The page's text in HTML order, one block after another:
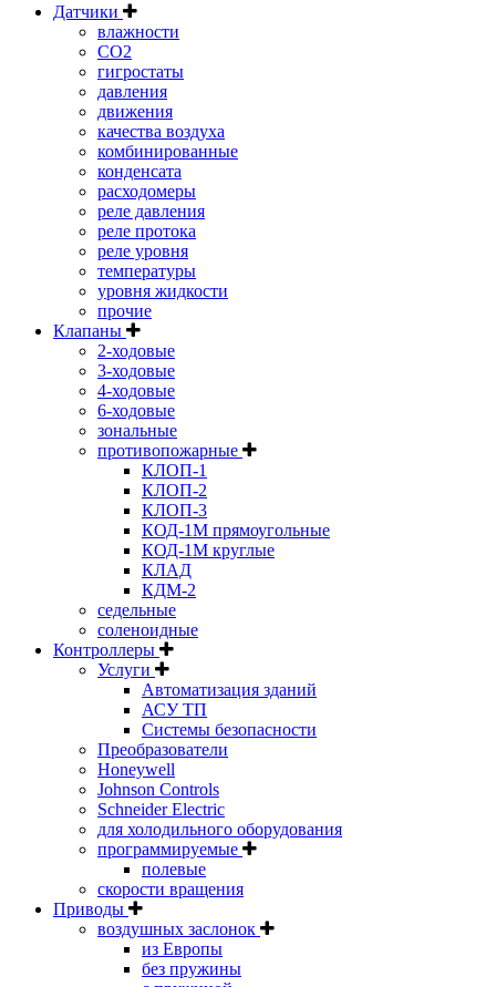
Датчики
влажности
CO2
гигростаты
давления
движения
качества воздуха
комбинированные
конденсата
расходомеры
реле давления
реле протока
реле уровня
температуры
уровня жидкости
прочие
Клапаны
2-ходовые
3-ходовые
4-ходовые
6-ходовые
зональные
противопожарные
КЛОП-1
КЛОП-2
КЛОП-3
КОД-1М прямоугольные
КОД-1М круглые
КЛАД
КДМ-2
седельные
соленоидные
Контроллеры
Услуги
Автоматизация зданий
АСУ ТП
Системы безопасности
Преобразователи
Honeywell
Johnson Controls
Schneider Electric
для холодильного оборудования
программируемые
полевые
скорости вращения
Приводы
воздушных заслонок
из Европы
без пружины